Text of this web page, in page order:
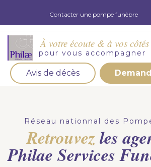
Contacter une pompe funèbre
À votre écoute & à vos côtés
pour vous accompagner
Avis de décès
d'obsèques, nos équipe s'engage à
dans les meilleurs délais.
Demander un devis obsèques
Réseau nationnal des
Retrouvezles
Philae Services